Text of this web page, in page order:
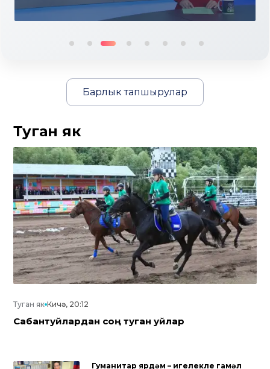
Барлык тапшырулар
Туган як
Туган як Кичә, 20:12
Сабантуйлардан соң туган уйлар
Гуманитар ярдәм – игелекле гамәл